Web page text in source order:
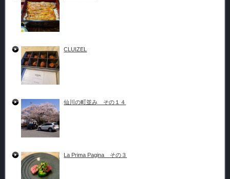
CLUIZEL
仙川の町並み その１４
La Prima Pagina その３